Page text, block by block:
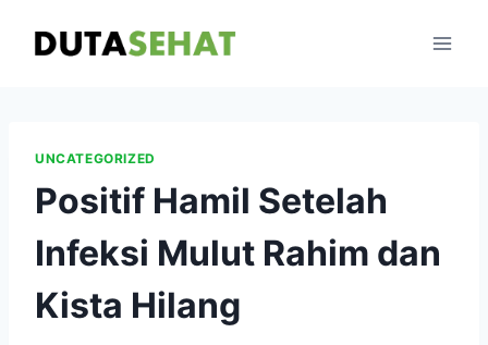
UNCATEGORIZED
Positif Hamil Setelah
Infeksi Mulut Rahim dan
Kista Hilang